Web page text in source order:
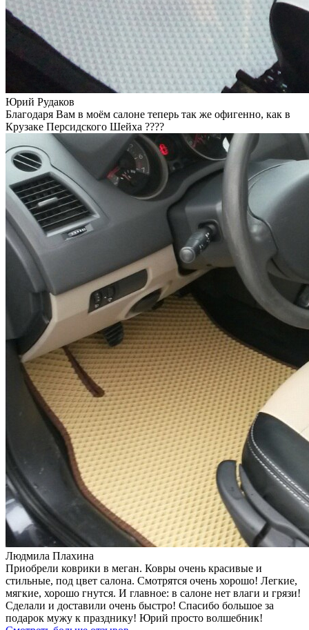
Юрий Рудаков
Благодаря Вам в моём салоне теперь так же офигенно, как в
Крузаке Персидского Шейха ????
Людмила Плахина
Приобрели коврики в меган. Ковры очень красивые и
стильные, под цвет салона. Смотрятся очень хорошо! Легкие,
мягкие, хорошо гнутся. И главное: в салоне нет влаги и грязи!
Сделали и доставили очень быстро! Спасибо большое за
подарок мужу к празднику! Юрий просто волшебник!